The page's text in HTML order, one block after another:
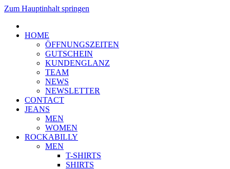
Zum Hauptinhalt springen
HOME
ÖFFNUNGSZEITEN
GUTSCHEIN
KUNDENGLANZ
TEAM
NEWS
NEWSLETTER
CONTACT
JEANS
MEN
WOMEN
ROCKABILLY
MEN
T-SHIRTS
SHIRTS